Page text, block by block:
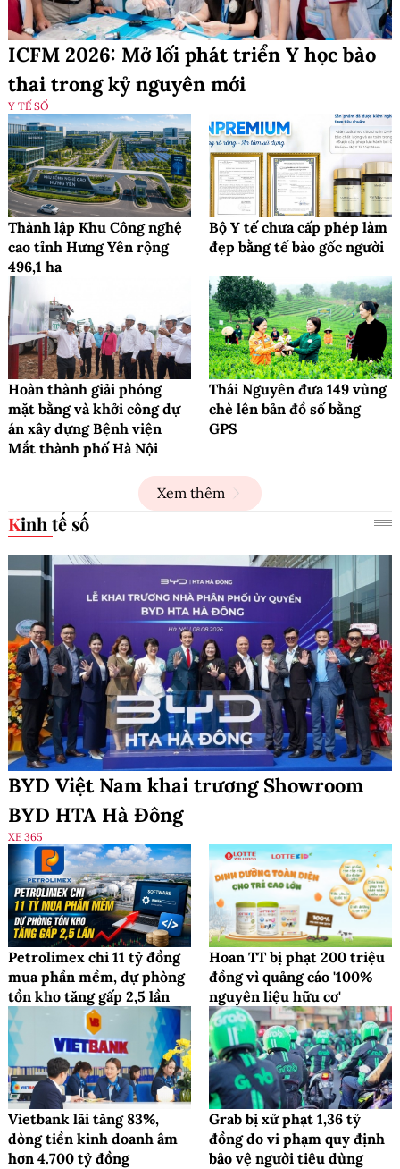
ICFM 2026: Mở lối phát triển Y học bào
thai trong kỷ nguyên mới
Y TẾ SỐ
Thành lập Khu Công nghệ
cao tỉnh Hưng Yên rộng
496,1 ha
Bộ Y tế chưa cấp phép làm
đẹp bằng tế bào gốc người
Hoàn thành giải phóng
mặt bằng và khởi công dự
án xây dựng Bệnh viện
Mắt thành phố Hà Nội
Thái Nguyên đưa 149 vùng
chè lên bản đồ số bằng
GPS
Xem thêm
Kinh tế số
BYD Việt Nam khai trương Showroom
BYD HTA Hà Đông
XE 365
Petrolimex chi 11 tỷ đồng
mua phần mềm, dự phòng
tồn kho tăng gấp 2,5 lần
Hoan TT bị phạt 200 triệu
đồng vì quảng cáo '100%
nguyên liệu hữu cơ'
Vietbank lãi tăng 83%,
dòng tiền kinh doanh âm
hơn 4.700 tỷ đồng
Grab bị xử phạt 1,36 tỷ
đồng do vi phạm quy định
bảo vệ người tiêu dùng